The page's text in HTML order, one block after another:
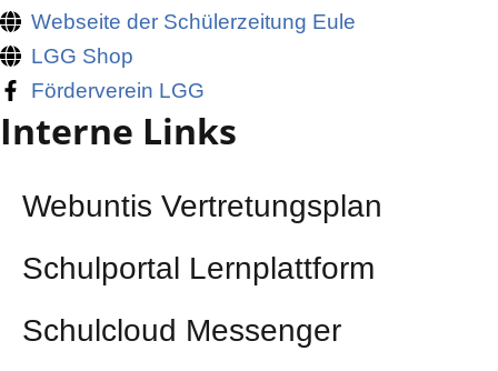
Interne Links
Webuntis Vertretungsplan
Schulportal Lernplattform
Schulcloud Messenger
Webseite der Schülerzeitung Eule
LGG Shop
Förderverein LGG